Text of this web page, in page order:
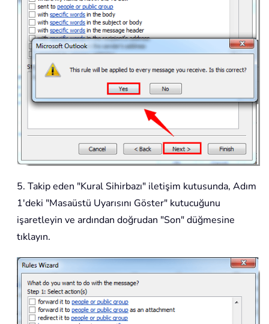
5. Takip eden "Kural Sihirbazı" iletişim kutusunda, Adım
1'deki "Masaüstü Uyarısını Göster" kutucuğunu
işaretleyin ve ardından doğrudan "Son" düğmesine
tıklayın.